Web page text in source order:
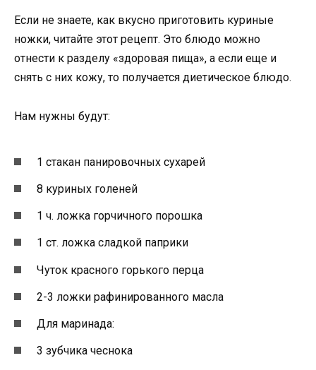
Если не знаете, как вкусно приготовить куриные
ножки, читайте этот рецепт. Это блюдо можно
отнести к разделу «здоровая пища», а если еще и
снять с них кожу, то получается диетическое блюдо.
Нам нужны будут:
1 стакан панировочных сухарей
8 куриных голеней
1 ч. ложка горчичного порошка
1 ст. ложка сладкой паприки
Чуток красного горького перца
2-3 ложки рафинированного масла
Для маринада:
3 зубчика чеснока